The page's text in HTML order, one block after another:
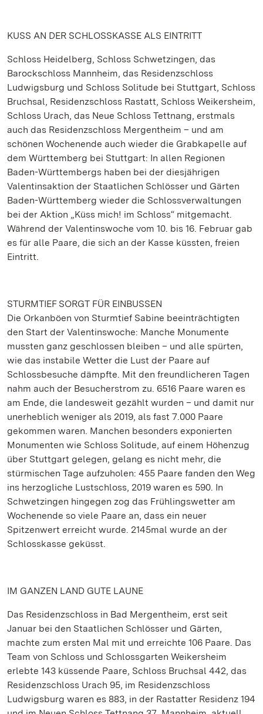
KUSS AN DER SCHLOSSKASSE ALS EINTRITT
Schloss Heidelberg, Schloss Schwetzingen, das
Barockschloss Mannheim, das Residenzschloss
Ludwigsburg und Schloss Solitude bei Stuttgart, Schloss
Bruchsal, Residenzschloss Rastatt, Schloss Weikersheim,
Schloss Urach, das Neue Schloss Tettnang, erstmals
auch das Residenzschloss Mergentheim – und am
schönen Wochenende auch wieder die Grabkapelle auf
dem Württemberg bei Stuttgart: In allen Regionen
Baden-Württembergs haben bei der diesjährigen
Valentinsaktion der Staatlichen Schlösser und Gärten
Baden-Württemberg wieder die Schlossverwaltungen
bei der Aktion „Küss mich! im Schloss“ mitgemacht.
Während der Valentinswoche vom 10. bis 16. Februar gab
es für alle Paare, die sich an der Kasse küssten, freien
Eintritt.
STURMTIEF SORGT FÜR EINBUSSEN
Die Orkanböen von Sturmtief Sabine beeinträchtigten
den Start der Valentinswoche: Manche Monumente
mussten ganz geschlossen bleiben – und alle spürten,
wie das instabile Wetter die Lust der Paare auf
Schlossbesuche dämpfte. Mit den freundlicheren Tagen
nahm auch der Besucherstrom zu. 6516 Paare waren es
am Ende, die landesweit gezählt wurden – und damit nur
unerheblich weniger als 2019, als fast 7.000 Paare
gekommen waren. Manchen besonders exponierten
Monumenten wie Schloss Solitude, auf einem Höhenzug
über Stuttgart gelegen, gelang es nicht mehr, die
stürmischen Tage aufzuholen: 455 Paare fanden den Weg
ins herzogliche Lustschloss, 2019 waren es 590. In
Schwetzingen hingegen zog das Frühlingswetter am
Wochenende so viele Paare an, dass ein neuer
Spitzenwert erreicht wurde. 2145mal wurde an der
Schlosskasse geküsst.
IM GANZEN LAND GUTE LAUNE
Das Residenzschloss in Bad Mergentheim, erst seit
Januar bei den Staatlichen Schlösser und Gärten,
machte zum ersten Mal mit und erreichte 106 Paare. Das
Team von Schloss und Schlossgarten Weikersheim
erlebte 143 küssende Paare, Schloss Bruchsal 442, das
Residenzschloss Urach 95, im Residenzschloss
Ludwigsburg waren es 883, in der Rastatter Residenz 194